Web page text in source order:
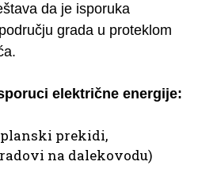
da je isporuka
grada u proteklom
električne energije:
prekidi,
na dalekovodu)